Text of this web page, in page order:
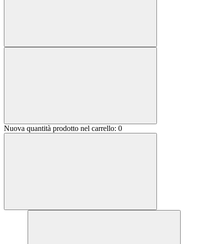
Nuova quantità prodotto nel carrello: 0